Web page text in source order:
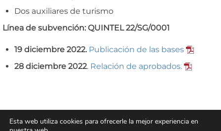
Dos auxiliares de turismo
Línea de subvención: QUINTEL 22/SG/0001
19 diciembre 2022. Publicación de las bases
28 diciembre 2022. Relación de aprobados.
Ayuntamiento Real Sitio de San Ildefonso
Plaza de los Dolores, 1.
Esta web utiliza cookies para ofrecerle la mejor experiencia en